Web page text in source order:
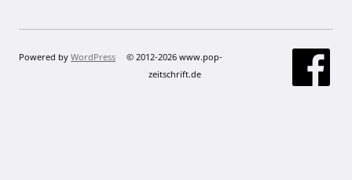
Powered by WordPress
© 2012-2026 www.pop-
zeitschrift.de